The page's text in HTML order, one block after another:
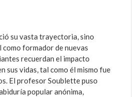
su vasta trayectoria, sino
formador de nuevas
recuerdan el impacto
sus vidas, tal como él mismo fue
El profesor Soublette puso
popular anónima,